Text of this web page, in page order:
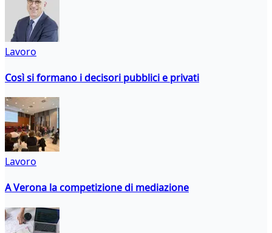
Lavoro
Così si formano i decisori pubblici e privati
Lavoro
A Verona la competizione di mediazione